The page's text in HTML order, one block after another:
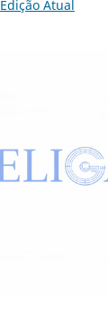
Edição Atual